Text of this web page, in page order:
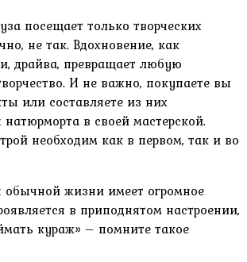
посещает только творческих
не так. Вдохновение, как
драйва, превращает любую
И не важно, покупаете вы
или составляете из них
в своей мастерской.
необходим как в первом, так и во
обычной жизни имеет огромное
в приподнятом настроении,
кураж» – помните такое